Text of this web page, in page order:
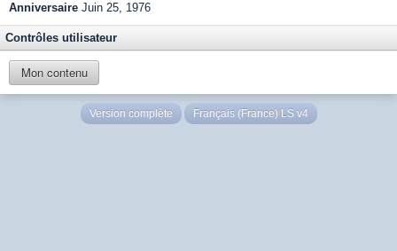
Anniversaire Juin 25, 1976
Contrôles utilisateur
Mon contenu
Version complète Français (France) LS v4